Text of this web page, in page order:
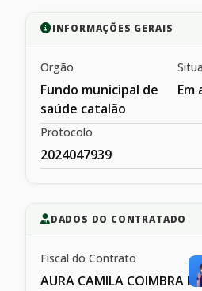
INFORMAÇÕES GERAIS
Orgão
Fundo municipal de
saúde catalão
Em
Protocolo
2024047939
DADOS DO CONTRATADO
Fiscal do Contrato
AURA CAMILA COIMBRA